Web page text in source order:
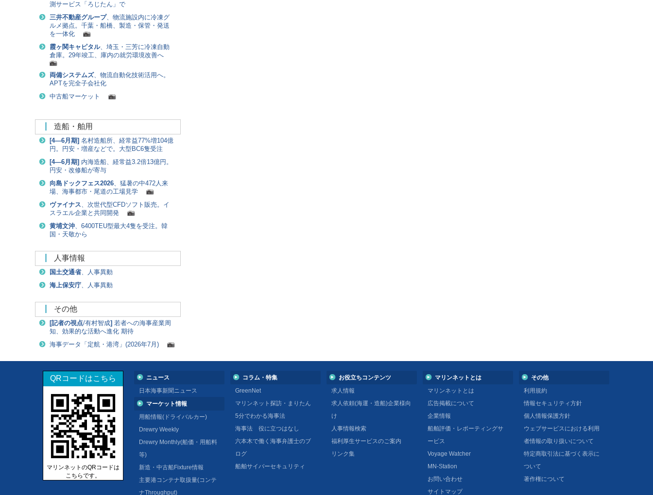
測サービス「ろじたん」で
三井不動産グループ、物流施設内に冷凍グ
ルメ拠点。千葉・船橋、製造・保管・発送
を一体化
霞ヶ関キャピタル、埼玉・三芳に冷凍自動
倉庫。29年竣工、庫内の就労環境改善へ
両備システムズ、物流自動化技術活用へ。
APTを完全子会社化
中古船マーケット
造船・舶用
[4―6月期] 名村造船所、経常益77%増104億
円。円安・増産などで。大型BC6隻受注
[4―6月期] 内海造船、経常益3.2倍13億円。
円安・改修船が寄与
向島ドックフェス2026 、猛暑の中472人来
場、海事都市・尾道の工場見学
ヴァイナス 、次世代型CFDソフト販売。イ
スラエル企業と共同開発
黄埔文沖 、6400TEU型最大4隻を受注。韓
国・天敬から
人事情報
国土交通省、人事異動
海上保安庁 、人事異動
その他
[記者の視点/有村智成] 若者への海事産業周
知、効果的な活動へ進化 期待
海事データ「定航・港湾」(2026年7月)
QRコードはこちら
マリンネットのQRコードは
こちらです。
ニュース
日本海事新聞ニュース
マーケット情報
用船情報(ドライバルカー)
Drewry Weekly
Drewry Monthly(船価・用船料
等)
新造・中古船Fixture情報
主要港コンテナ取扱量(コンテ
ナThroughput)
コラム・特集
GreenNet
マリンネット探訪・まりたん
5分でわかる海事法
海事法 役に立つはなし
六本木で働く海事弁護士のブ
ログ
船舶サイバーセキュリティ
お役立ちコンテンツ
求人情報
求人依頼(海運・造船)企業様向
け
人事情報検索
福利厚生サービスのご案内
リンク集
マリンネットとは
マリンネットとは
広告掲載について
企業情報
船舶評価・レポーティングサ
ービス
Voyage Watcher
MN-Station
お問い合わせ
サイトマップ
その他
利用規約
情報セキュリティ方針
個人情報保護方針
ウェブサービスにおける利用
者情報の取り扱いについて
特定商取引法に基づく表示に
ついて
著作権について